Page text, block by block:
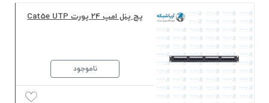
پچ پنل امپ 24 پورت Cat5e UTP
ناموجود